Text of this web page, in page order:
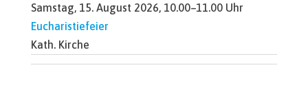
Samstag, 15. August 2026, 10.00–11.00 Uhr
Eucharistiefeier
Kath. Kirche